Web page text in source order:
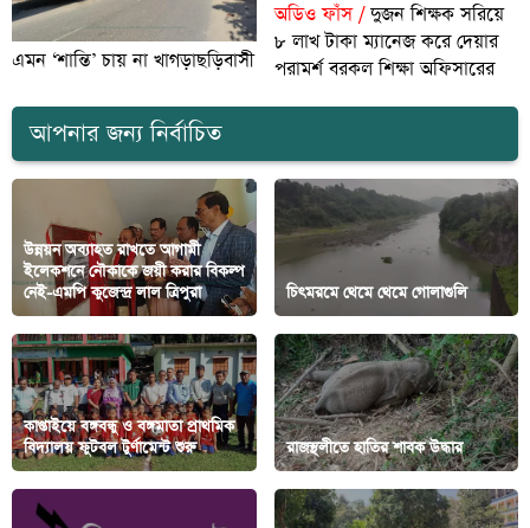
এমন ‘শান্তি’ চায় না খাগড়াছড়িবাসী
অডিও ফাঁস /দুজন শিক্ষক সরিয়ে
৮ লাখ টাকা ম্যানেজ করে দেয়ার
পরামর্শ বরকল শিক্ষা অফিসারের
আপনার জন্য নির্বাচিত
উন্নয়ন অব্যাহত রাখতে আগামী
ইলেকশনে নৌকাকে জয়ী করার বিকল্প
নেই-এমপি কুজেন্দ্র লাল ত্রিপুরা
চিৎমরমে থেমে থেমে গোলাগুলি
কাপ্তাইয়ে বঙ্গবন্ধু ও বঙ্গমাতা প্রাথমিক
বিদ্যালয় ফুটবল টুর্ণামেন্ট শুরু
রাজস্থলীতে হাতির শাবক উদ্ধার